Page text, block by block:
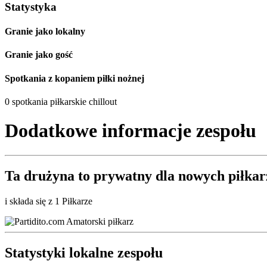
Statystyka
Granie jako lokalny
Granie jako gość
Spotkania z kopaniem piłki nożnej
0 spotkania piłkarskie chillout
Dodatkowe informacje zespołu
Ta drużyna to prywatny dla nowych
i składa się z 1 Piłkarze
Statystyki lokalne zespołu